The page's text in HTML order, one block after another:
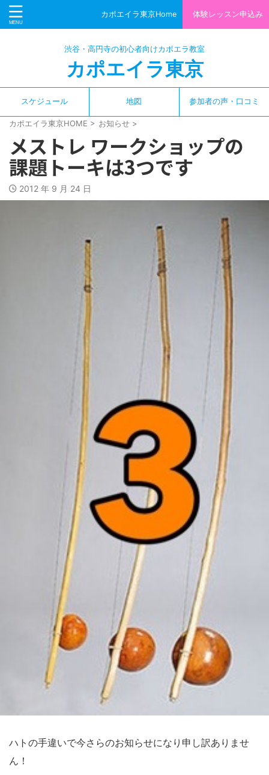
カポエイラ東京Home 体験レッスン申込み
渋谷・高円寺の初心者向けカポエラ教室
カポエイラ東京
スケジュール 地図 参加者の声・口コミ
カポエイラ東京HOME > お知らせ >
メストレ ワークショップの
課題トーキは3つです
2012 年 9 月 24 日
ハトの手違いで今さらのお知らせになり申し訳ありませ
ん！